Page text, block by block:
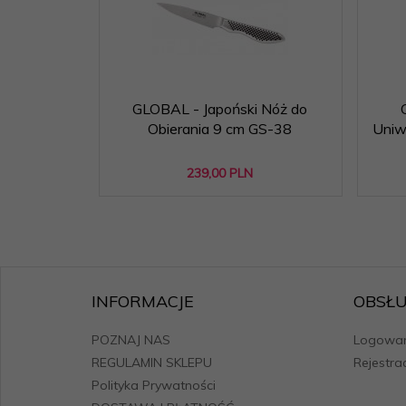
GLOBAL - Japoński Nóż do
Obierania 9 cm GS-38
239,00 PLN
INFORMACJE
POZNAJ NAS
REGULAMIN SKLEPU
Polityka Prywatności